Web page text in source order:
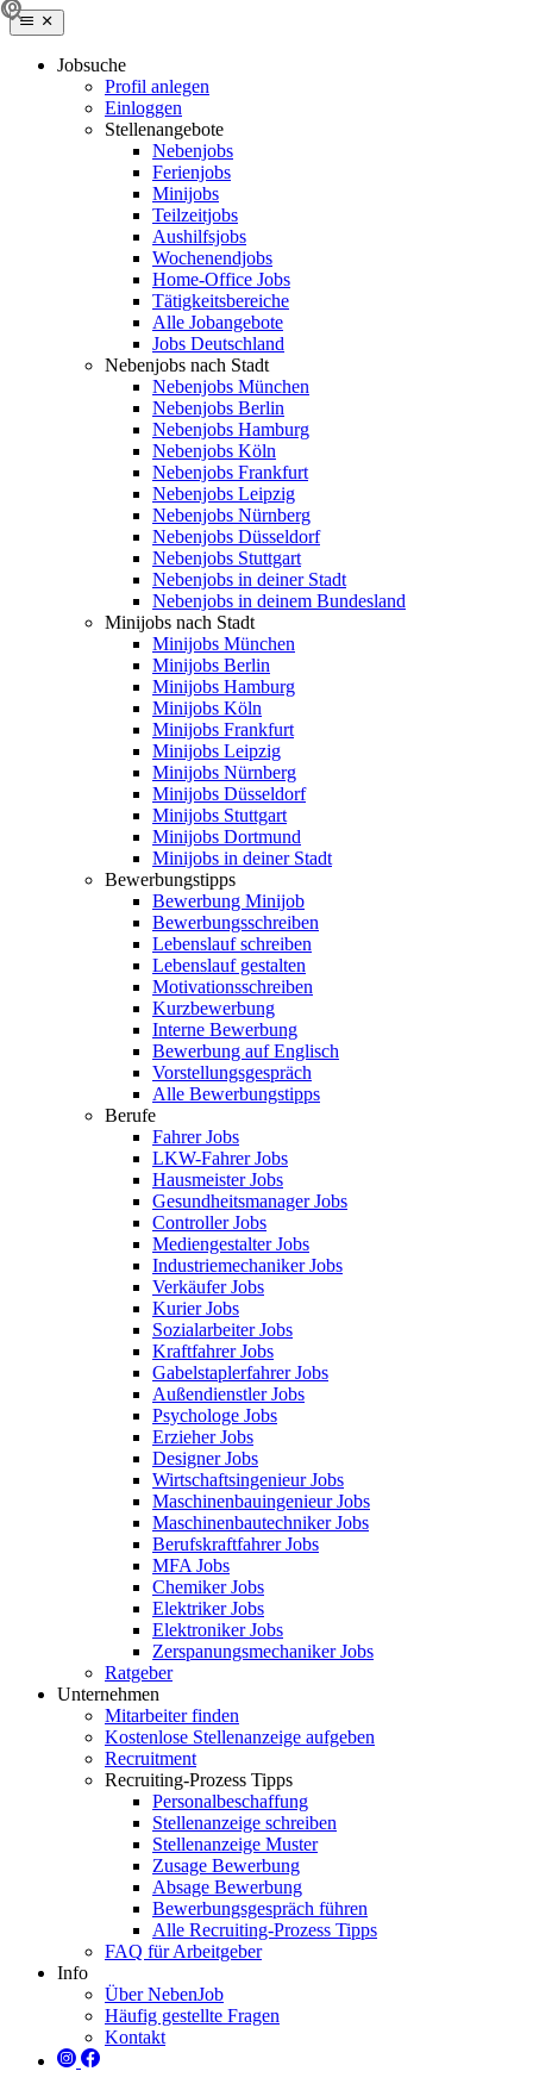
Jobsuche
Profil anlegen
Einloggen
Stellenangebote
Nebenjobs
Ferienjobs
Minijobs
Teilzeitjobs
Aushilfsjobs
Wochenendjobs
Home-Office Jobs
Tätigkeitsbereiche
Alle Jobangebote
Jobs Deutschland
Nebenjobs nach Stadt
Nebenjobs München
Nebenjobs Berlin
Nebenjobs Hamburg
Nebenjobs Köln
Nebenjobs Frankfurt
Nebenjobs Leipzig
Nebenjobs Nürnberg
Nebenjobs Düsseldorf
Nebenjobs Stuttgart
Nebenjobs in deiner Stadt
Nebenjobs in deinem Bundesland
Minijobs nach Stadt
Minijobs München
Minijobs Berlin
Minijobs Hamburg
Minijobs Köln
Minijobs Frankfurt
Minijobs Leipzig
Minijobs Nürnberg
Minijobs Düsseldorf
Minijobs Stuttgart
Minijobs Dortmund
Minijobs in deiner Stadt
Bewerbungstipps
Bewerbung Minijob
Bewerbungsschreiben
Lebenslauf schreiben
Lebenslauf gestalten
Motivationsschreiben
Kurzbewerbung
Interne Bewerbung
Bewerbung auf Englisch
Vorstellungsgespräch
Alle Bewerbungstipps
Berufe
Fahrer Jobs
LKW-Fahrer Jobs
Hausmeister Jobs
Gesundheitsmanager Jobs
Controller Jobs
Mediengestalter Jobs
Industriemechaniker Jobs
Verkäufer Jobs
Kurier Jobs
Sozialarbeiter Jobs
Kraftfahrer Jobs
Gabelstaplerfahrer Jobs
Außendienstler Jobs
Psychologe Jobs
Erzieher Jobs
Designer Jobs
Wirtschaftsingenieur Jobs
Maschinenbauingenieur Jobs
Maschinenbautechniker Jobs
Berufskraftfahrer Jobs
MFA Jobs
Chemiker Jobs
Elektriker Jobs
Elektroniker Jobs
Zerspanungsmechaniker Jobs
Ratgeber
Unternehmen
Mitarbeiter finden
Kostenlose Stellenanzeige aufgeben
Recruitment
Recruiting-Prozess Tipps
Personalbeschaffung
Stellenanzeige schreiben
Stellenanzeige Muster
Zusage Bewerbung
Absage Bewerbung
Bewerbungsgespräch führen
Alle Recruiting-Prozess Tipps
FAQ für Arbeitgeber
Info
Über NebenJob
Häufig gestellte Fragen
Kontakt